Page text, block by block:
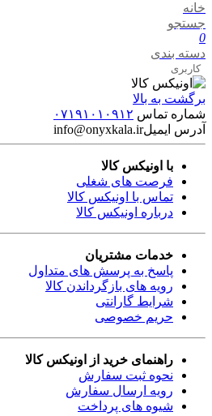
خانه
جستجو
0
دسته بندی
کاربری
برگشت به بالا
شماره تماس ۰۷۱۹۱۰۱۰۹۱۲
آدرس ایمیلinfo@onyxkala.ir
با اونیکس کالا
فرصت های شغلی
تماس با اونیکس کالا
درباره اونیکس کالا
خدمات مشتریان
پاسخ به پرسش های متداول
رویه های بازگرداندن کالا
شرایط گارانتی
حریم خصوصی
راهنمای خرید از اونیکس کالا
نحوه ثبت سفارش
رویه ارسال سفارش
شیوه های پرداخت